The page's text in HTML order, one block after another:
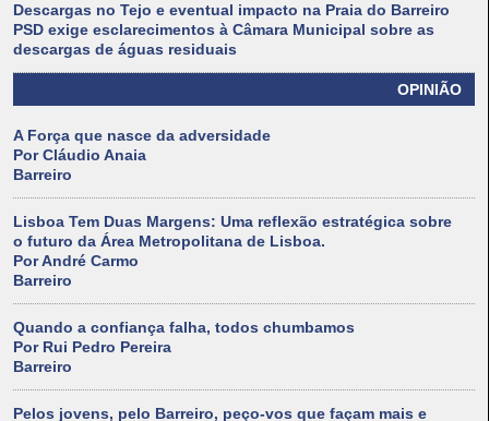
Descargas no Tejo e eventual impacto na Praia do Barreiro
PSD exige esclarecimentos à Câmara Municipal sobre as
descargas de águas residuais
OPINIÃO
A Força que nasce da adversidade
Por Cláudio Anaia
Barreiro
Lisboa Tem Duas Margens: Uma reflexão estratégica sobre
o futuro da Área Metropolitana de Lisboa.
Por André Carmo
Barreiro
Quando a confiança falha, todos chumbamos
Por Rui Pedro Pereira
Barreiro
Pelos jovens, pelo Barreiro, peço-vos que façam mais e